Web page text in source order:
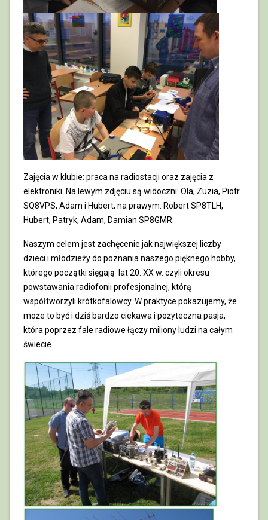
Zajęcia w klubie: praca na radiostacji oraz zajęcia z
elektroniki. Na lewym zdjęciu są widoczni: Ola, Zuzia, Piotr
SQ8VPS, Adam i Hubert; na prawym: Robert SP8TLH,
Hubert, Patryk, Adam, Damian SP8GMR.
Naszym celem jest zachęcenie jak największej liczby
dzieci i młodzieży do poznania naszego pięknego hobby,
którego początki sięgają lat 20. XX w. czyli okresu
powstawania radiofonii profesjonalnej, którą
współtworzyli krótkofalowcy. W praktyce pokazujemy, że
może to być i dziś bardzo ciekawa i pożyteczna pasja,
która poprzez fale radiowe łączy miliony ludzi na całym
świecie.